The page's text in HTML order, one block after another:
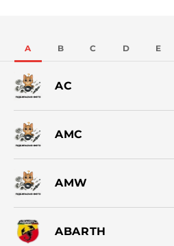
A B C D E
AC
AMC
AMW
ABARTH